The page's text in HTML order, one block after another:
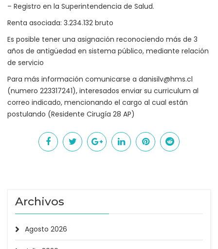
– Registro en la Superintendencia de Salud.
Renta asociada: 3.234.132 bruto
Es posible tener una asignación reconociendo más de 3
años de antigüedad en sistema público, mediante relación
de servicio
Para más información comunicarse a danisilv@hms.cl
(numero 223317241), interesados enviar su curriculum al
correo indicado, mencionando el cargo al cual están
postulando (Residente Cirugía 28 AP)
Archivos
Agosto 2026